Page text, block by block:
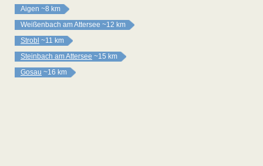
Aigen ~8 km
Weißenbach am Attersee ~12 km
Strobl ~11 km
Steinbach am Attersee ~15 km
Gosau ~16 km